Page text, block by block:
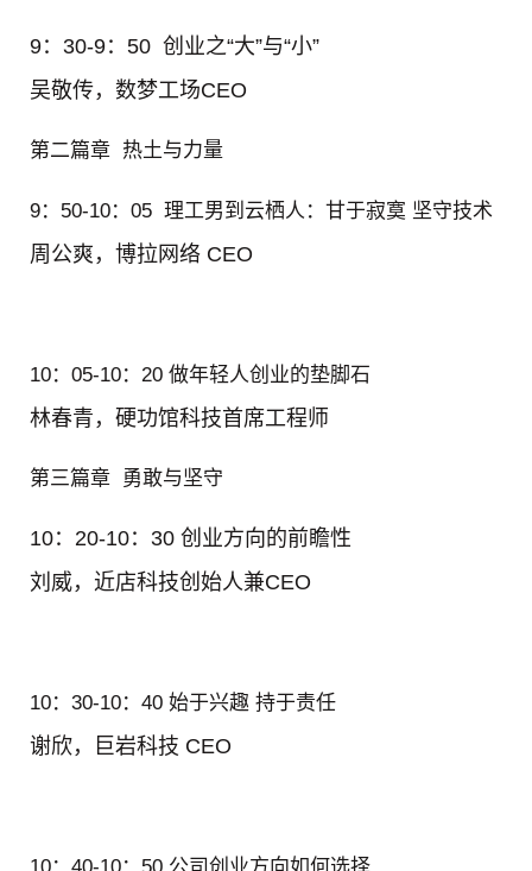
9： 30-9： 50 创业之“大”与“小”
吴敬传， 数梦工场CEO
第二篇章 热土与力量
9： 50-10： 05 理工男到云栖人：甘于寂寞 坚守技术
周公爽， 博拉网络 CEO
10： 05-10： 20 做年轻人创业的垫脚石
林春青， 硬功馆科技首席工程师
第三篇章 勇敢与坚守
10： 20-10： 30 创业方向的前瞻性
刘威， 近店科技创始人兼CEO
10： 30-10： 40 始于兴趣 持于责任
谢欣， 巨岩科技 CEO